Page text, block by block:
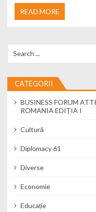
READ MORE
CATEGORII
BUSINESS FORUM
ROMANIA EDIȚIA I
Cultură
Diplomacy 61
Diverse
Economie
Educație